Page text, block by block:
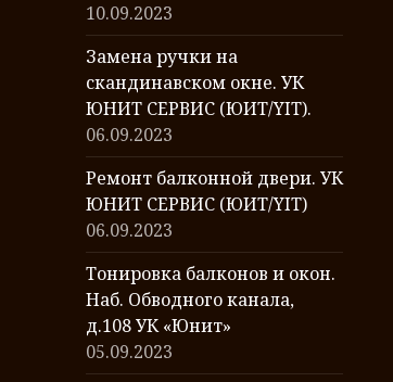
10.09.2023
Замена ручки на
скандинавском окне. УК
ЮНИТ СЕРВИС (ЮИТ/YIT).
06.09.2023
Ремонт балконной двери. УК
ЮНИТ СЕРВИС (ЮИТ/YIT)
06.09.2023
Тонировка балконов и окон.
Наб. Обводного канала,
д.108 УК «Юнит»
05.09.2023